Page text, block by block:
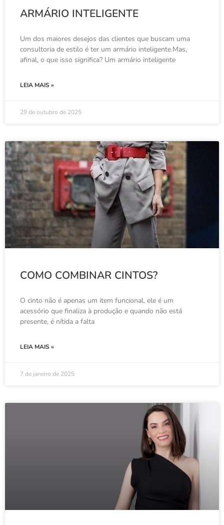
ARMÁRIO INTELIGENTE
Um dos maiores desejos das clientes que buscam uma
consultoria de estilo é ter um armário inteligente.Mas,
afinal, o que isso significa? Um armário inteligente
LEIA MAIS »
29 de outubro de 2025
COMO COMBINAR CINTOS?
O cinto não é apenas um item funcional, ele é um
acessório que finaliza à produção e quando não está
presente, é nítida a falta
LEIA MAIS »
7 de janeiro de 2025